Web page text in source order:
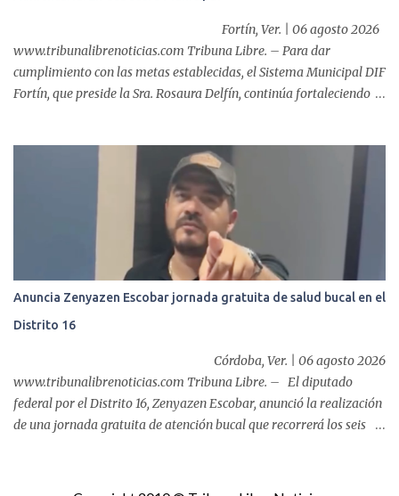
esofágico, una derechohabiente con un tumor en el ...
Fortín, Ver. | 06 agosto 2026
www.tribunalibrenoticias.com Tribuna Libre. – Para dar
cumplimiento con las metas establecidas, el Sistema Municipal DIF
Fortín, que preside la Sra. Rosaura Delfín, continúa fortaleciendo
Días y Primera Infancia” que inició este miércoles en la cabecera
municipal. Se trata de una estrategia que busca contribuir al
desarrollo y la nutrición de niñas, niños y mujeres en esta
importante etapa de vida. Durante la jornada, en la explanada del
Súper Ahorros, el director del organismo asistencial, Lic. Carlos
Adiel Pereda, realizó un recorrido por las sedes de entre...
Anuncia Zenyazen Escobar jornada gratuita de salud bucal en el
Distrito 16
Córdoba, Ver. | 06 agosto 2026
www.tribunalibrenoticias.com Tribuna Libre. – El diputado
federal por el Distrito 16, Zenyazen Escobar, anunció la realización
de una jornada gratuita de atención bucal que recorrerá los seis